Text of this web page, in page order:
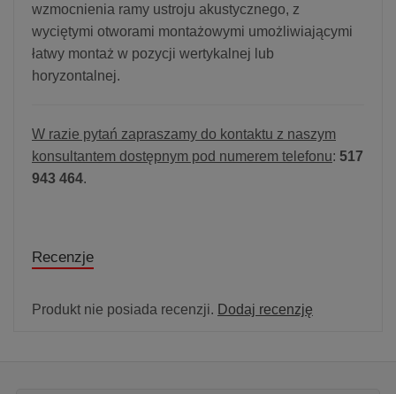
wzmocnienia ramy ustroju akustycznego, z
wyciętymi otworami montażowymi umożliwiającymi
łatwy montaż w pozycji wertykalnej lub
horyzontalnej.
W razie pytań zapraszamy do kontaktu z naszym
konsultantem dostępnym pod numerem telefonu: 517
943 464.
Recenzje
Produkt nie posiada recenzji. Dodaj recenzję